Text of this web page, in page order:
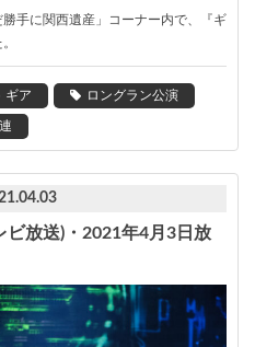
手に関西遺産」コーナー内で、『ギ
ギア ロングラン公演
ビ放送)・2021年4月3日放